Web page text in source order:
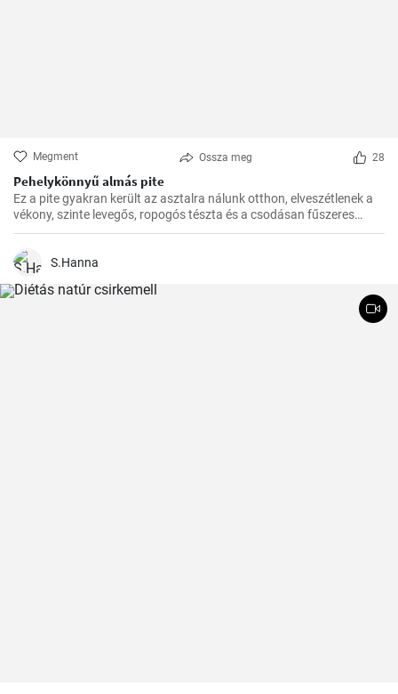
Megment Ossza meg 28
Pehelykönnyű almás pite
Ez a pite gyakran került az asztalra nálunk otthon, elveszétlenek a
vékony, szinte levegős, ropogós tészta és a csodásan fűszeres
almafüllő között. Az ovitudók, hazaértem, és már messziről éreztem
veletek is ezt a csodás receptet.
S.Hanna